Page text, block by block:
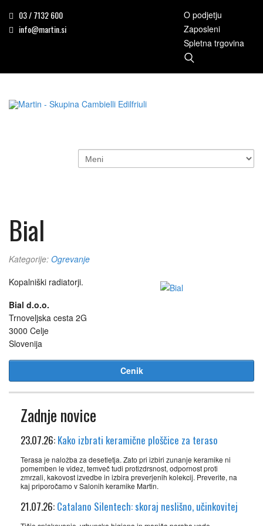
03 / 7132 600
info@martin.si
O podjetju
Zaposleni
Spletna trgovina
Bial
Kategorije: Ogrevanje
Kopalniški radiatorji.
Bial d.o.o.
Trnoveljska cesta 2G
3000 Celje
Slovenija
Cenik
Zadnje novice
23.07.26: Kako izbrati keramične ploščice za teraso
Terasa je naložba za desetletja. Zato pri izbiri zunanje keramike ni
pomemben le videz, temveč tudi protizdrsnost, odpornost proti
zmrzali, kakovost izvedbe in izbira preverjenih kolekcij. Preverite, na
kaj priporočamo v Salonih keramike Martin.
21.07.26: Catalano Silentech: skoraj neslišno, učinkovitej